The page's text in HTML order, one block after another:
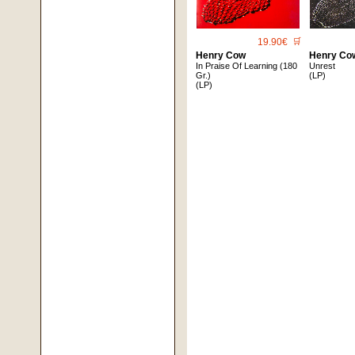
19.90€ 🛒
Henry Cow
In Praise Of Learning (180
Gr.)
(LP)
Henry
Unrest
(LP)